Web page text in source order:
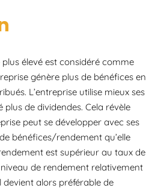
élevé est considéré comme
génère plus de bénéfices en
L’entreprise utilise mieux ses
de dividendes. Cela révèle
peut se développer avec ses
bénéfices/rendement qu’elle
est supérieur au taux de
de rendement relativement
alors préférable de